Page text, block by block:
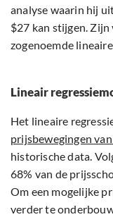
analyse waarin hij
$27 kan stijgen.
zogenoemde
Lineair
Het lineaire
prijsbewegingen van
historische data.
68% van de
Om een mogelijke
verder te